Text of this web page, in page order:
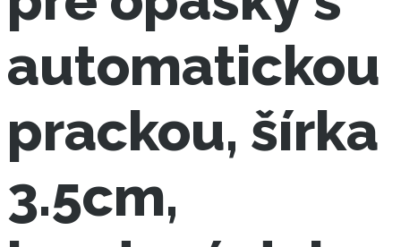
automatickou
prackou, šírka
3.5cm,